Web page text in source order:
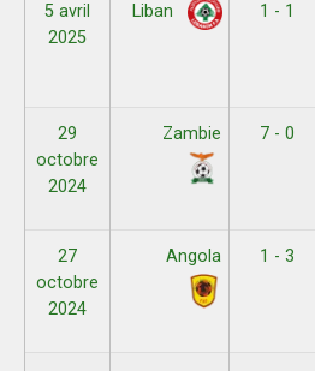
5 avril
2025
Liban
1 - 1
29
octobre
2024
Zambie
7 - 0
27
octobre
2024
Angola
1 - 3